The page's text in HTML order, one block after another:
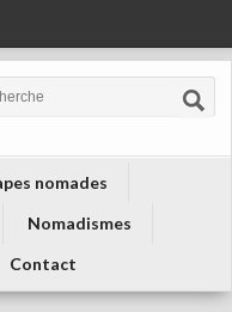
nomades
Nomadismes
Contact